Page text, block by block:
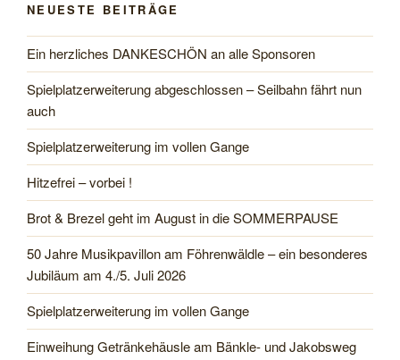
NEUESTE BEITRÄGE
Ein herzliches DANKESCHÖN an alle Sponsoren
Spielplatzerweiterung abgeschlossen – Seilbahn fährt nun
auch
Spielplatzerweiterung im vollen Gange
Hitzefrei – vorbei !
Brot & Brezel geht im August in die SOMMERPAUSE
50 Jahre Musikpavillon am Föhrenwäldle – ein besonderes
Jubiläum am 4./5. Juli 2026
Spielplatzerweiterung im vollen Gange
Einweihung Getränkehäusle am Bänkle- und Jakobsweg